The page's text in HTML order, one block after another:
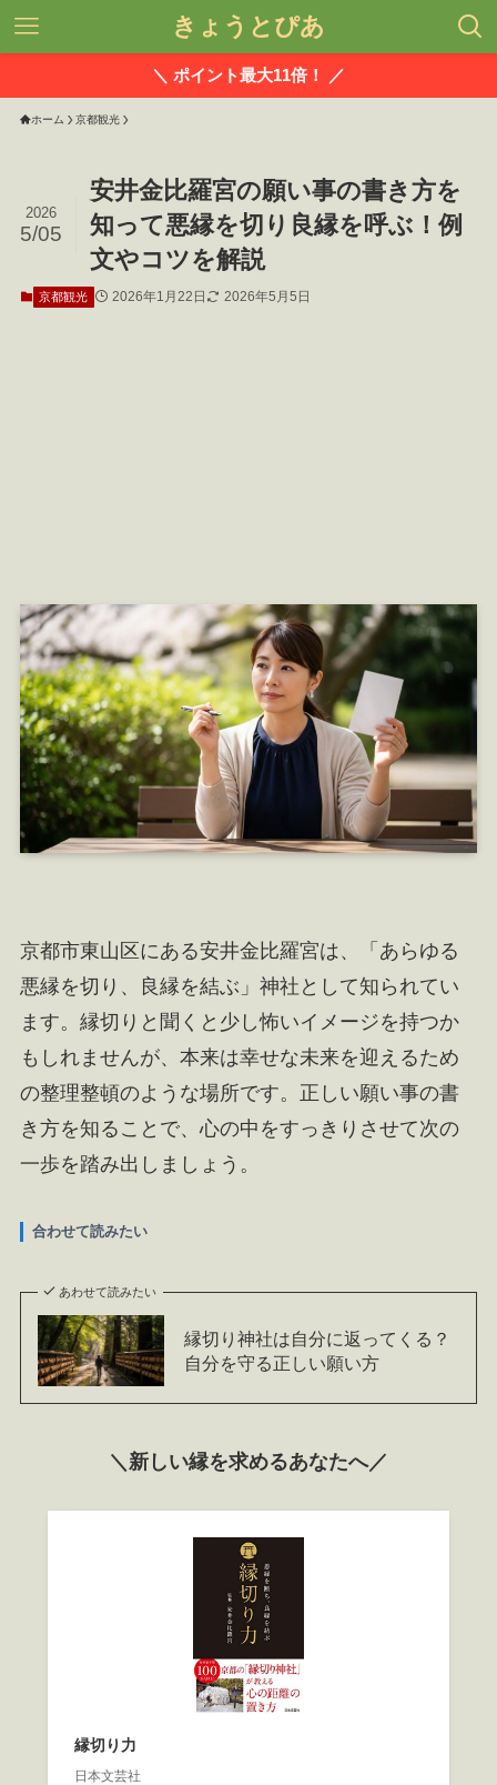
きょうとぴあ
＼ ポイント最大11倍！ ／
ホーム 京都観光
安井金比羅宮の願い事の書き方を
知って悪縁を切り良縁を呼ぶ！例
文やコツを解説
2026
5/05
京都観光 2026年1月22日 2026年5月5日
京都市東山区にある安井金比羅宮は、「あらゆる
悪縁を切り、良縁を結ぶ」神社として知られてい
ます。縁切りと聞くと少し怖いイメージを持つか
もしれませんが、本来は幸せな未来を迎えるため
の整理整頓のような場所です。正しい願い事の書
き方を知ることで、心の中をすっきりさせて次の
一歩を踏み出しましょう。
合わせて読みたい
あわせて読みたい
縁切り神社は自分に返ってくる？
自分を守る正しい願い方
＼新しい縁を求めるあなたへ／
縁切り力
日本文芸社